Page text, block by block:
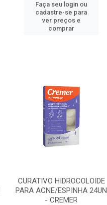
Faça seu login ou
cadastre-se para
ver preços e
comprar
CURATIVO HIDROCOLOIDE
PARA ACNE/ESPINHA 24UN
- CREMER